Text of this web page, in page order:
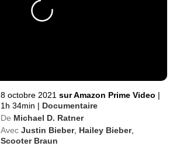
8 octobre 2021 sur Amazon Prime Video |
1h 34min | Documentaire
De Michael D. Ratner
Avec Justin Bieber, Hailey Bieber,
Scooter Braun